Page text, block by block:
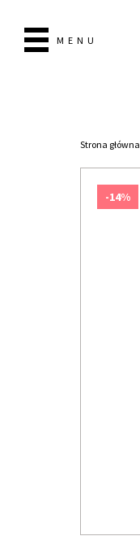
MENU
Strona główna
-14%